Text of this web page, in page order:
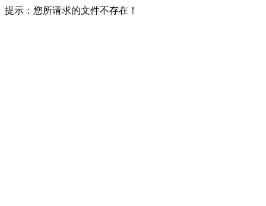
提示：您所请求的文件不存在！